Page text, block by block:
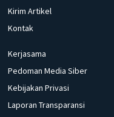
Kirim Artikel
Kontak
Kerjasama
Pedoman Media Siber
Kebijakan Privasi
Laporan Transparansi